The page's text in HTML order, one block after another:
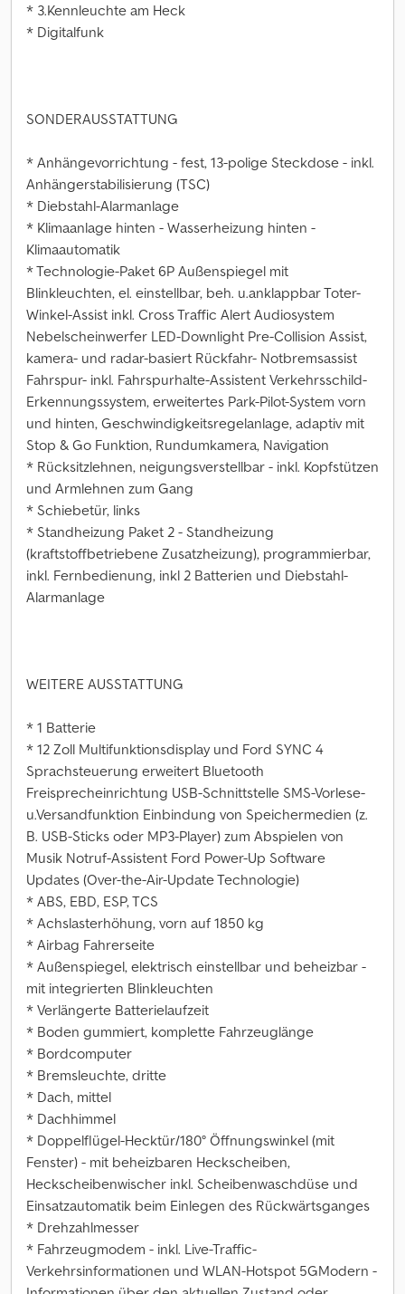
* 3.Kennleuchte am Heck
* Digitalfunk
SONDERAUSSTATTUNG
* Anhängevorrichtung - fest, 13-polige Steckdose - inkl.
Anhängerstabilisierung (TSC)
* Diebstahl-Alarmanlage
* Klimaanlage hinten - Wasserheizung hinten -
Klimaautomatik
* Technologie-Paket 6P Außenspiegel mit
Blinkleuchten, el. einstellbar, beh. u.anklappbar Toter-
Winkel-Assist inkl. Cross Traffic Alert Audiosystem
Nebelscheinwerfer LED-Downlight Pre-Collision Assist,
kamera- und radar-basiert Rückfahr- Notbremsassist
Fahrspur- inkl. Fahrspurhalte-Assistent Verkehrsschild-
Erkennungssystem, erweitertes Park-Pilot-System vorn
und hinten, Geschwindigkeitsregelanlage, adaptiv mit
Stop & Go Funktion, Rundumkamera, Navigation
* Rücksitzlehnen, neigungsverstellbar - inkl. Kopfstützen
und Armlehnen zum Gang
* Schiebetür, links
* Standheizung Paket 2 - Standheizung
(kraftstoffbetriebene Zusatzheizung), programmierbar,
inkl. Fernbedienung, inkl 2 Batterien und Diebstahl-
Alarmanlage
WEITERE AUSSTATTUNG
* 1 Batterie
* 12 Zoll Multifunktionsdisplay und Ford SYNC 4
Sprachsteuerung erweitert Bluetooth
Freisprecheinrichtung USB-Schnittstelle SMS-Vorlese-
u.Versandfunktion Einbindung von Speichermedien (z.
B. USB-Sticks oder MP3-Player) zum Abspielen von
Musik Notruf-Assistent Ford Power-Up Software
Updates (Over-the-Air-Update Technologie)
* ABS, EBD, ESP, TCS
* Achslasterhöhung, vorn auf 1850 kg
* Airbag Fahrerseite
* Außenspiegel, elektrisch einstellbar und beheizbar -
mit integrierten Blinkleuchten
* Verlängerte Batterielaufzeit
* Boden gummiert, komplette Fahrzeuglänge
* Bordcomputer
* Bremsleuchte, dritte
* Dach, mittel
* Dachhimmel
* Doppelflügel-Hecktür/180° Öffnungswinkel (mit
Fenster) - mit beheizbaren Heckscheiben,
Heckscheibenwischer inkl. Scheibenwaschdüse und
Einsatzautomatik beim Einlegen des Rückwärtsganges
* Drehzahlmesser
* Fahrzeugmodem - inkl. Live-Traffic-
Verkehrsinformationen und WLAN-Hotspot 5GModern -